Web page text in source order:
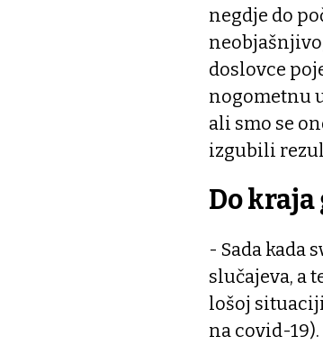
negdje do
doslovce
nogometnu
ali smo se
izgubili
Do
- Sada kada
slučajeva, a
lošoj
na covid-